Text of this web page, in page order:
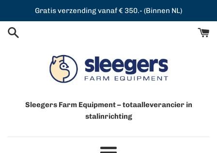
de
content
Gratis verzending vanaf € 350.- (Binnen NL)
Sleegers Farm Equipment – totaalleverancier in
stalinrichting